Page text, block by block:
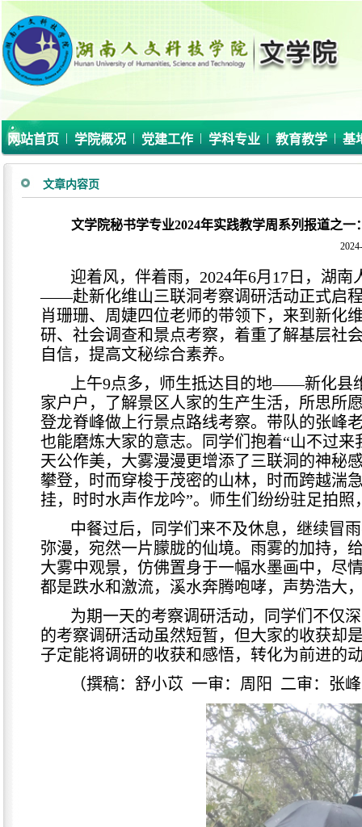
网站首页 | 学院概况 | 党建工作 | 学科专业 | 教育教学 | 基
文章内容页
文学院秘书学专业2024年实践教学周系列报道之
迎着风，伴着雨，2024年6月17日，湖
——赴新化维山三联洞考察调研活动正式启
肖珊珊、周婕四位老师的带领下，来到新化
研、社会调查和景点考察，着重了解基层社
自信，提高文秘综合素养。
上午9点多，师生抵达目的地——新化县
家户户，了解景区人家的生产生活，所思所
登龙脊峰做上行景点路线考察。带队的张峰
也能磨炼大家的意志。同学们抱着“山不过
天公作美，大雾漫漫更增添了三联洞的神秘
攀登，时而穿梭于茂密的山林，时而跨越湍
挂，时时水声作龙吟”。师生们纷纷驻足拍
中餐过后，同学们来不及休息，继续冒
弥漫，宛然一片朦胧的仙境。雨雾的加持，
大雾中观景，仿佛置身于一幅水墨画中，尽
都是跌水和激流，溪水奔腾咆哮，声势浩大
为期一天的考察调研活动，同学们不仅
的考察调研活动虽然短暂，但大家的收获却
子定能将调研的收获和感悟，转化为前进的
（撰稿：舒小苡 一审：周阳 二审：张峰